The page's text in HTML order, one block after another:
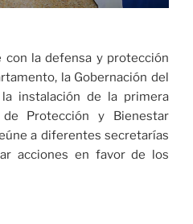
con la defensa y protección
la Gobernación del
instalación de la primera
Protección y Bienestar
a diferentes secretarías
acciones en favor de los